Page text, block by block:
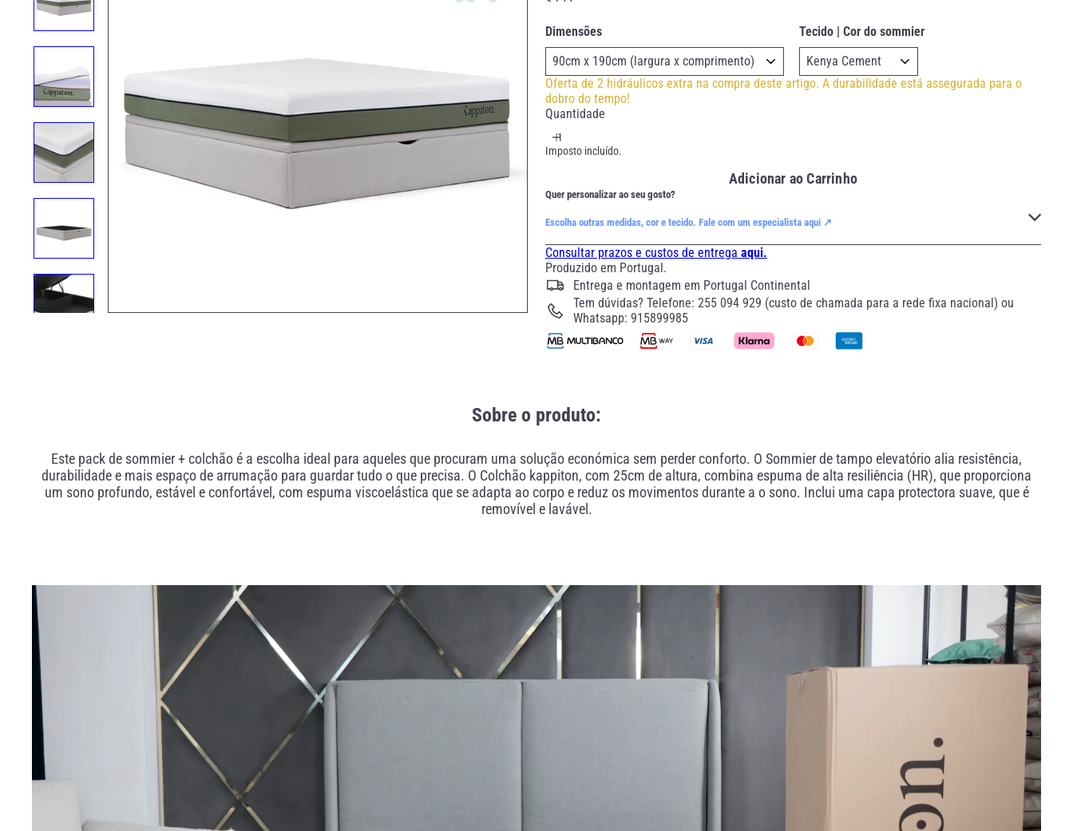
Dimensões Tecido | Cor do sommier
Oferta de 2 hidráulicos extra na compra deste artigo. A durabilidade está assegurada para o
dobro do tempo!
Quantidade
Imposto incluído.
Adicionar ao Carrinho
Quer personalizar ao seu gosto?
Escolha outras medidas, cor e tecido. Fale com um especialista aqui ↗
Consultar prazos e custos de entrega aqui.
Produzido em Portugal.
Entrega e montagem em Portugal Continental
Tem dúvidas? Telefone: 255 094 929 (custo de chamada para a rede fixa nacional) ou
Whatsapp: 915899985
Sobre o produto:
Este pack de sommier + colchão é a escolha ideal para aqueles que procuram uma solução económica sem perder conforto. O Sommier de tampo elevatório alia resistência,
durabilidade e mais espaço de arrumação para guardar tudo o que precisa. O Colchão kappiton, com 25cm de altura, combina espuma de alta resiliência (HR), que proporciona
um sono profundo, estável e confortável, com espuma viscoelástica que se adapta ao corpo e reduz os movimentos durante a o sono. Inclui uma capa protectora suave, que é
removível e lavável.